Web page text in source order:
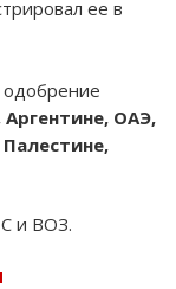
ее в
одобрение
Аргентине, ОАЭ,
и ВОЗ.